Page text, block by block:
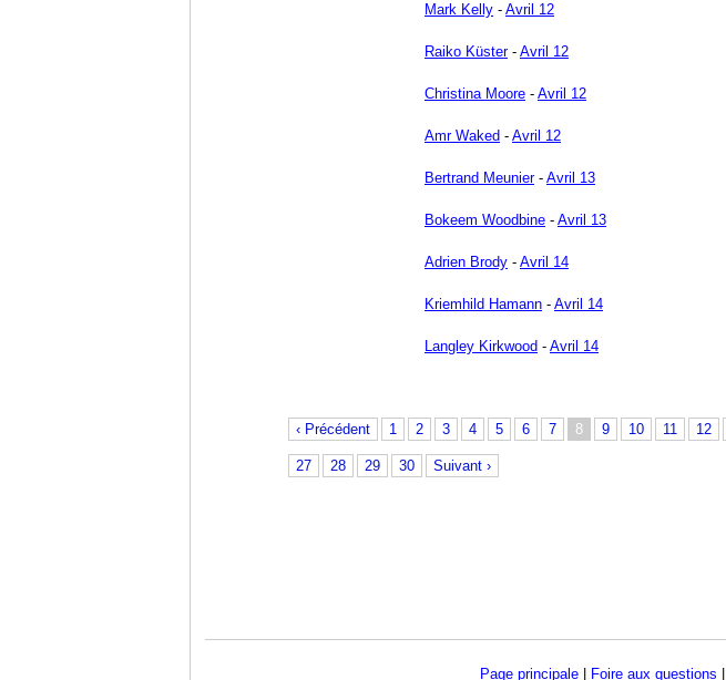
Mark Kelly - Avril 12
Raiko Küster- Avril 12
Christina Moore - Avril 12
Amr Waked - Avril 12
Bertrand Meunier- Avril 13
Bokeem Woodbine - Avril 13
Adrien Brody - Avril 14
Kriemhild Hamann - Avril 14
Langley Kirkwood - Avril 14
‹ Précédent 1 2 3 4 5 6 7 8 9 10 11 12
27 28 29 30 Suivant ›
Page principale| Foire aux questions |